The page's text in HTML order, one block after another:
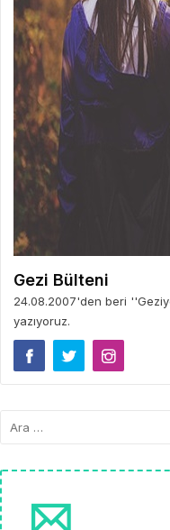
Gezi Bülteni
24.08.2007'den beri
yazıyoruz.